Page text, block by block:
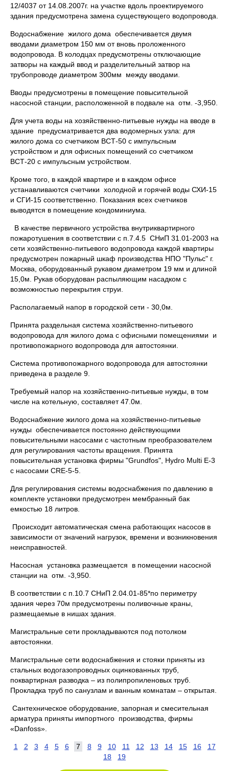
12/4037 от 14.08.2007г. на участке вдоль проектируемого
здания предусмотрена замена существующего водопровода.
Водоснабжение жилого дома обеспечивается двумя
вводами диаметром 150 мм от вновь проложенного
водопровода. В колодцах предусмотрены отключающие
затворы на каждый ввод и разделительный затвор на
трубопроводе диаметром 300мм между вводами.
Вводы предусмотрены в помещение повысительной
насосной станции, расположенной в подвале на отм. -3,950.
Для учета воды на хозяйственно-питьевые нужды на вводе в
здание предусматривается два водомерных узла: для
жилого дома со счетчиком ВСТ-50 с импульсным
устройством и для офисных помещений со счетчиком
ВСТ-20 с импульсным устройством.
Кроме того, в каждой квартире и в каждом офисе
устанавливаются счетчики холодной и горячей воды СХИ-15
и СГИ-15 соответственно. Показания всех счетчиков
выводятся в помещение кондоминиума.
В качестве первичного устройства внутриквартирного
пожаротушения в соответствии с п.7.4.5 СНиП 31.01-2003 на
сети хозяйственно-питьевого водопровода каждой квартиры
предусмотрен пожарный шкаф производства НПО "Пульс" г.
Москва, оборудованный рукавом диаметром 19 мм и длиной
15,0м. Рукав оборудован распыляющим насадком с
возможностью перекрытия струи.
Располагаемый напор в городской сети - 30,0м.
Принята раздельная система хозяйственно-питьевого
водопровода для жилого дома с офисными помещениями и
противопожарного водопровода для автостоянки.
Система противопожарного водопровода для автостоянки
приведена в разделе 9.
Требуемый напор на хозяйственно-питьевые нужды, в том
числе на котельную, составляет 47.0м.
Водоснабжение жилого дома на хозяйственно-питьевые
нужды обеспечивается постоянно действующими
повысительными насосами с частотным преобразователем
для регулирования частоты вращения. Принята
повысительная установка фирмы "Grundfos", Hydro Multi Е-3
с насосами CRЕ-5-5.
Для регулирования системы водоснабжения по давлению в
комплекте установки предусмотрен мембранный бак
емкостью 18 литров.
Происходит автоматическая смена работающих насосов в
зависимости от значений нагрузок, времени и возникновения
неисправностей.
Насосная установка размещается в помещении насосной
станции на отм. -3,950.
В соответствии с п.10.7 СНиП 2.04.01-85*по периметру
здания через 70м предусмотрены поливочные краны,
размещаемые в нишах здания.
Магистральные сети прокладываются под потолком
автостоянки.
Магистральные сети водоснабжения и стояки приняты из
стальных водогазопроводных оцинкованных труб,
поквартирная разводка – из полипропиленовых труб.
Прокладка труб по санузлам и ванным комнатам – открытая.
Сантехническое оборудование, запорная и смесительная
арматура приняты импортного производства, фирмы
«Danfoss».
1 2 3 4 5 6 7 8 9 10 11 12 13 14 15 16
17
18
19